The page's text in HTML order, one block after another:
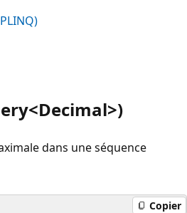
dans une séquence
Copier